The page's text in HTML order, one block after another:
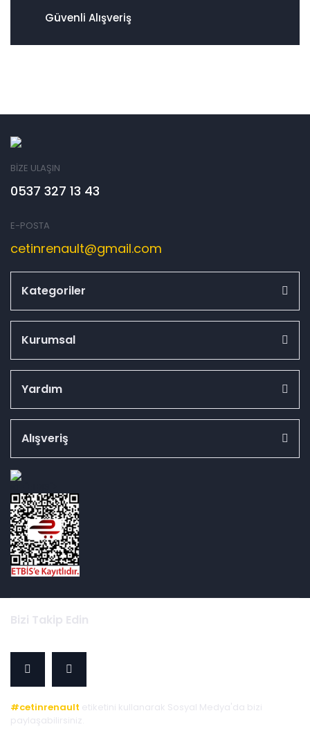
Güvenli Alışveriş
BİZE ULAŞIN
0537 327 13 43
E-POSTA
cetinrenault@gmail.com
Kategoriler
Kurumsal
Yardım
Alışveriş
Bizi Takip Edin
#cetinrenault etiketini kullanarak Sosyal Medya'da bizi
paylaşabilirsiniz.